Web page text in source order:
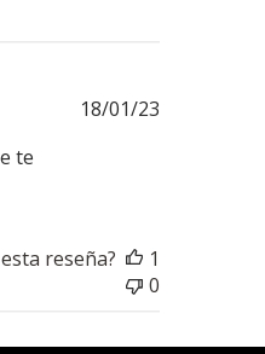
te
18/01/23
reseña?
1
0